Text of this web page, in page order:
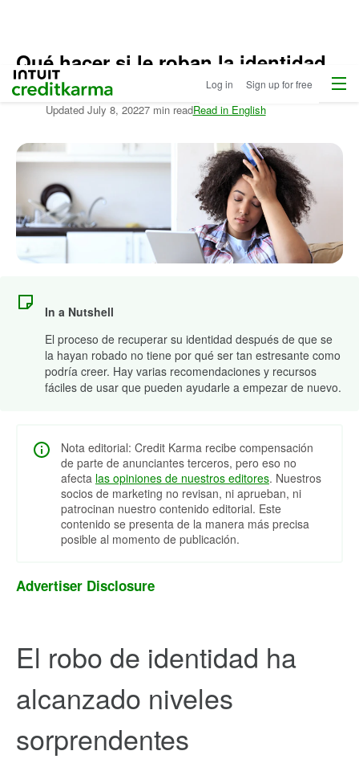
Intuit Credit Karma Log in Sign up for free Menu
Qué hacer si le roban la identidad
Written by: Sarah Schaut
Updated July 8, 20227 min readRead in English
In a Nutshell
El proceso de recuperar su identidad después de que se
la hayan robado no tiene por qué ser tan estresante como
podría creer. Hay varias recomendaciones y recursos
fáciles de usar que pueden ayudarle a empezar de nuevo.
Nota editorial: Credit Karma recibe compensación
de parte de anunciantes terceros, pero eso no
afecta las opiniones de nuestros editores. Nuestros
socios de marketing no revisan, ni aprueban, ni
patrocinan nuestro contenido editorial. Este
contenido se presenta de la manera más precisa
posible al momento de publicación.
Advertiser Disclosure
El robo de identidad ha
alcanzado niveles
sorprendentes